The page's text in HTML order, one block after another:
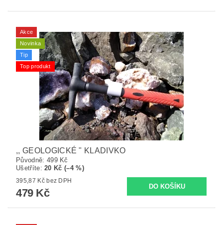
Akce
Novinka
Tip
Top produkt
,, GEOLOGICKÉ " KLADIVKO
Původně: 499 Kč
Ušetříte:20 Kč (–4 %)
395,87 Kč bez DPH
479 Kč